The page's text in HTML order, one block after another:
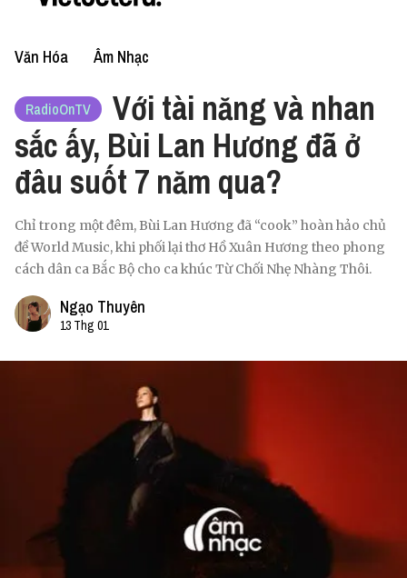
Văn Hóa Âm Nhạc
RadioOnTV
Với tài năng và nhan
sắc ấy, Bùi Lan Hương đã ở
đâu suốt 7 năm qua?
Chỉ trong một đêm, Bùi Lan Hương đã “cook” hoàn hảo chủ
đề World Music, khi phối lại thơ Hồ Xuân Hương theo phong
cách dân ca Bắc Bộ cho ca khúc Từ Chối Nhẹ Nhàng Thôi.
Ngạo Thuyên
13 Thg 01